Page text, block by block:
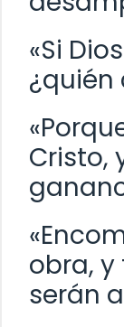
«Si
¿quién
Cristo,
obra,
serán